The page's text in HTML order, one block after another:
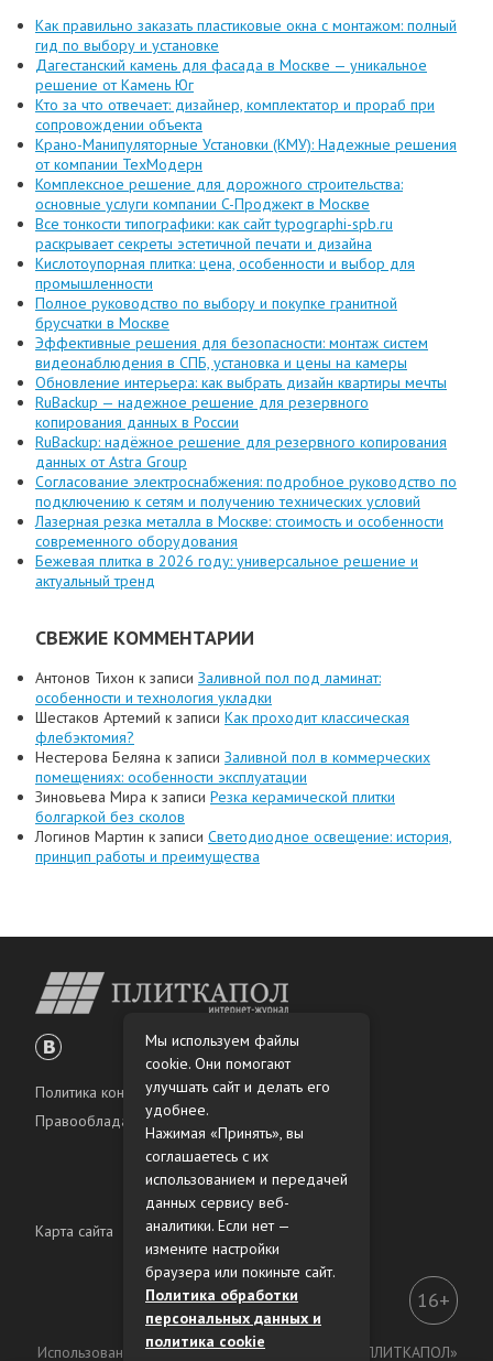
Как правильно заказать пластиковые окна с монтажом: полный
гид по выбору и установке
Дагестанский камень для фасада в Москве — уникальное
решение от Камень Юг
Кто за что отвечает: дизайнер, комплектатор и прораб при
сопровождении объекта
Крано-Манипуляторные Установки (КМУ): Надежные решения
от компании ТехМодерн
Комплексное решение для дорожного строительства:
основные услуги компании C-Проджект в Москве
Все тонкости типографики: как сайт typographi-spb.ru
раскрывает секреты эстетичной печати и дизайна
Кислотоупорная плитка: цена, особенности и выбор для
промышленности
Полное руководство по выбору и покупке гранитной
брусчатки в Москве
Эффективные решения для безопасности: монтаж систем
видеонаблюдения в СПБ, установка и цены на камеры
Обновление интерьера: как выбрать дизайн квартиры мечты
RuBackup — надежное решение для резервного
копирования данных в России
RuBackup: надёжное решение для резервного копирования
данных от Astra Group
Согласование электроснабжения: подробное руководство по
подключению к сетям и получению технических условий
Лазерная резка металла в Москве: стоимость и особенности
современного оборудования
Бежевая плитка в 2026 году: универсальное решение и
актуальный тренд
СВЕЖИЕ КОММЕНТАРИИ
Антонов Тихон к записи Заливной пол под ламинат:
особенности и технология укладки
Шестаков Артемий к записи Как проходит классическая
флебэктомия?
Нестерова Беляна к записи Заливной пол в коммерческих
помещениях: особенности эксплуатации
Зиновьева Мира к записи Резка керамической плитки
болгаркой без сколов
Логинов Мартин к записи Светодиодное освещение: история,
принцип работы и преимущества
Политика конфиденциальности
Правообладателям
Карта сайта
16+
Использование материалов интернет-журнала «ПЛИТКАПОЛ»
Мы используем файлы
cookie. Они помогают
улучшать сайт и делать его
удобнее.
Нажимая «Принять», вы
соглашаетесь с их
использованием и передачей
данных сервису веб-
аналитики. Если нет —
измените настройки
браузера или покиньте сайт.
Политика обработки
персональных данных и
политика cookie